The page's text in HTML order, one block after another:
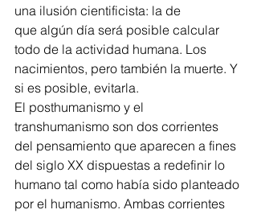
una ilusión cientificista: la de
que algún día será posible calcular
todo de la actividad humana. Los
nacimientos, pero también la muerte. Y
si es posible, evitarla.
El posthumanismo y el
transhumanismo son dos corrientes
del pensamiento que aparecen a fines
del siglo XX dispuestas a redefinir lo
humano tal como había sido planteado
por el humanismo. Ambas corrientes